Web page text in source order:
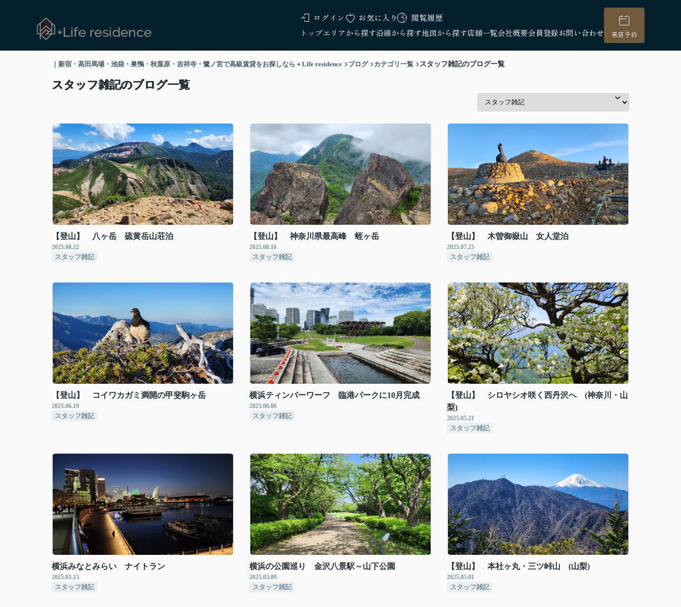
ログイン お気に入り
閲覧履歴
トップエリアから探す沿線から探す地図から探す店舗一覧会社概要会員登録お問い合わせ 来店予約
｜新宿・高田馬場・池袋・巣鴨・秋葉原・吉祥寺・鷺ノ宮で高級賃貸をお探しなら＋Life residence ブログ カテゴリ一覧 スタッフ雑記のブログ一覧
スタッフ雑記のブログ一覧
【登山】 八ヶ岳 硫黄岳山荘泊
2025.08.22
スタッフ雑記
【登山】 神奈川県最高峰 蛭ヶ岳
2025.08.16
スタッフ雑記
【登山】 木曽御嶽山 女人堂泊
2025.07.25
スタッフ雑記
【登山】 コイワカガミ満開の甲斐駒ヶ岳
2025.06.19
スタッフ雑記
横浜ティンバーワーフ 臨港パークに10月完成
2025.06.06
スタッフ雑記
【登山】 シロヤシオ咲く西丹沢へ (神奈川・山
梨)
2025.05.21
スタッフ雑記
横浜みなとみらい ナイトラン
2025.05.15
スタッフ雑記
横浜の公園巡り 金沢八景駅～山下公園
2025.05.09
スタッフ雑記
【登山】 本社ヶ丸・三ツ峠山 (山梨)
2025.05.01
スタッフ雑記